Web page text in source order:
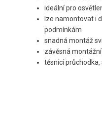
ideální pro
lze namontovat i
podmínkám
snadná montáž
závěsná
těsnící